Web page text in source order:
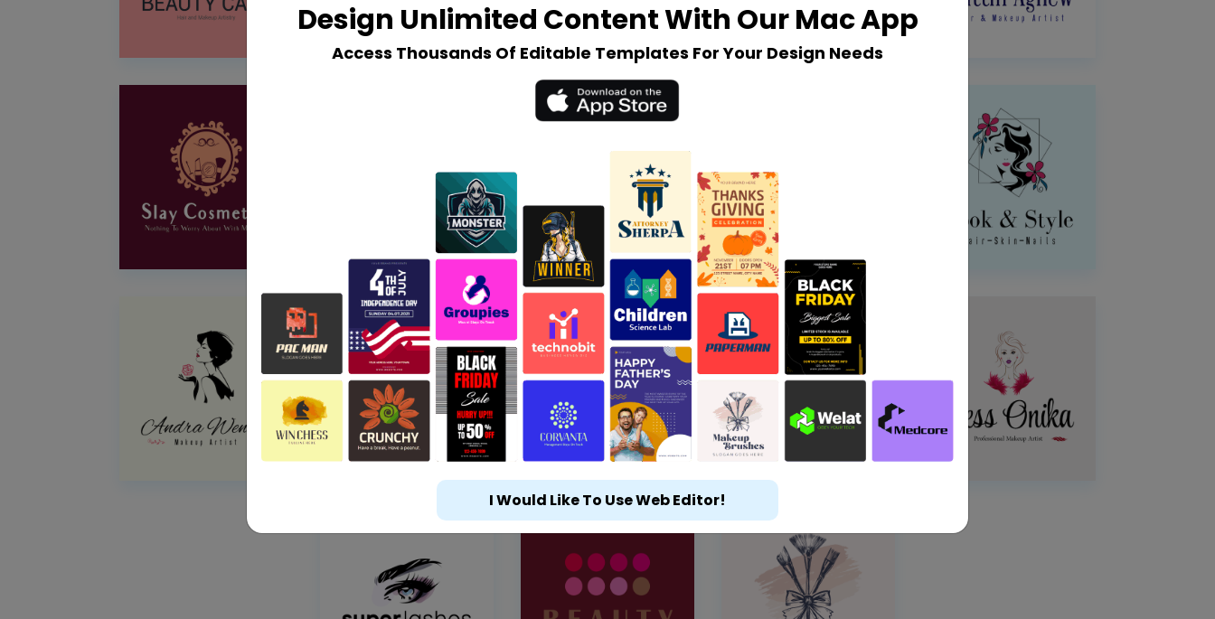
Design Unlimited Content With Our Mac App
Access Thousands Of Editable Templates For Your Design Needs
I Would Like To Use Web Editor!